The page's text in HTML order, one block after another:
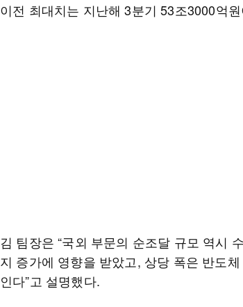
이전 최대치는 지난해 3분기 53조3000억
김 팀장은 “국외 부문의 순조달 규모 역시
지 증가에 영향을 받았고, 상당 폭은 반도
인다”고 설명했다.